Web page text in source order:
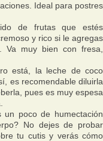
Ideal para postres
de frutas que estés
y rico si le agregas
Va muy bien con fresa,
está, la leche de coco
es recomendable diluirla
pues es muy espesa
un poco de humectación
No dejes de probar
tu cutis y verás cómo